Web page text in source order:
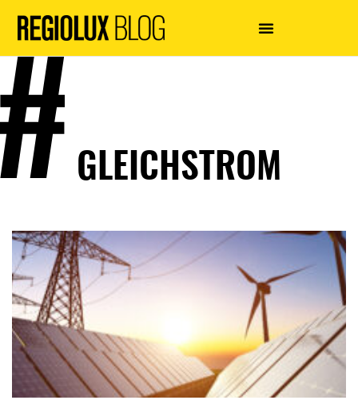
GLEICHSTROM